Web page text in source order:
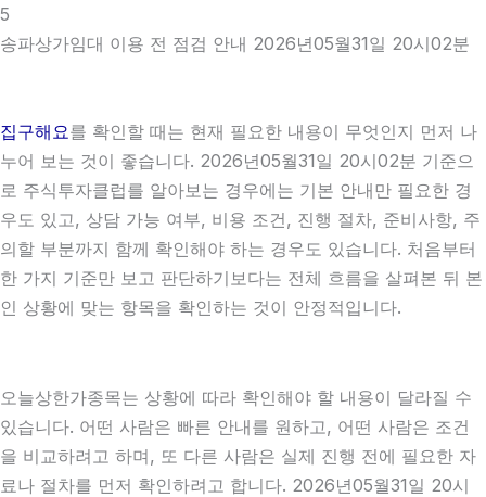
5
송파상가임대 이용 전 점검 안내 2026년05월31일 20시02분
집구해요를 확인할 때는 현재 필요한 내용이 무엇인지 먼저 나
누어 보는 것이 좋습니다. 2026년05월31일 20시02분 기준으
로 주식투자클럽를 알아보는 경우에는 기본 안내만 필요한 경
우도 있고, 상담 가능 여부, 비용 조건, 진행 절차, 준비사항, 주
의할 부분까지 함께 확인해야 하는 경우도 있습니다. 처음부터
한 가지 기준만 보고 판단하기보다는 전체 흐름을 살펴본 뒤 본
인 상황에 맞는 항목을 확인하는 것이 안정적입니다.
오늘상한가종목는 상황에 따라 확인해야 할 내용이 달라질 수
있습니다. 어떤 사람은 빠른 안내를 원하고, 어떤 사람은 조건
을 비교하려고 하며, 또 다른 사람은 실제 진행 전에 필요한 자
료나 절차를 먼저 확인하려고 합니다. 2026년05월31일 20시